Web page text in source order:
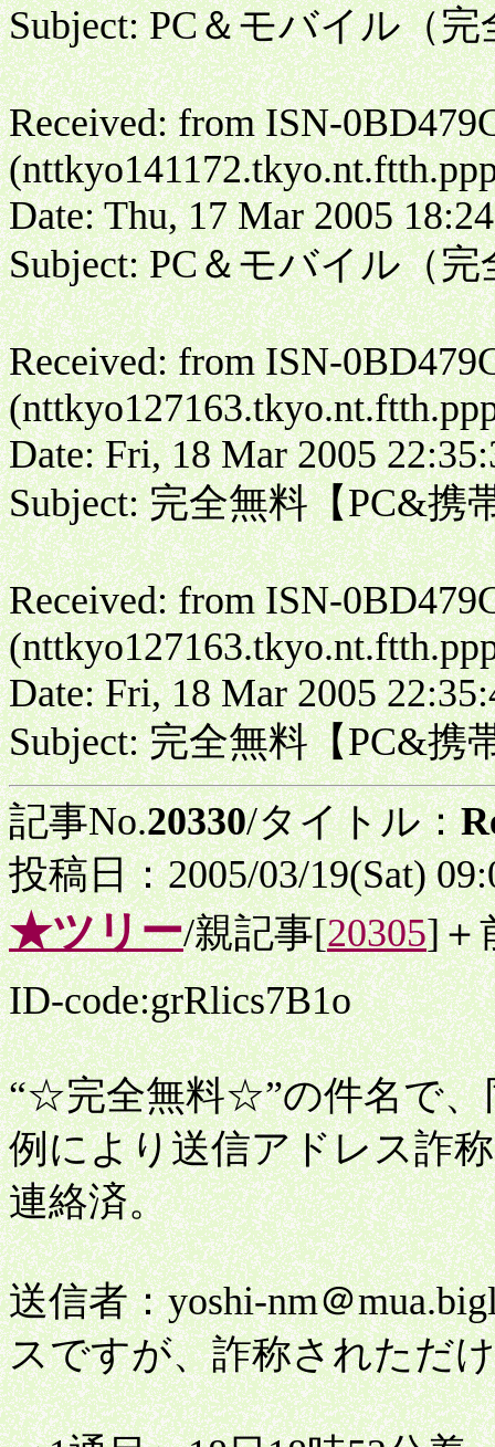
Subject: PC＆モバイル（
Received: from ISN-
Date: Thu, 17 Mar 2005
Subject: PC＆モバイル（
Received: from ISN-
Date: Fri, 18 Mar 2005
Subject: 完全無料【PC&携
Received: from ISN-
Date: Fri, 18 Mar 2005
Subject: 完全無料【PC&携
記事No.20330/タイトル：
投稿日：2005/03/19(Sat)
★ツリー/親記事[20305]＋
ID-code:grRlics7B1o
“☆完全無料☆”の件名で
例により送信アドレス詐
連絡済。
送信者：yoshi-nm＠
スですが、詐称されただ